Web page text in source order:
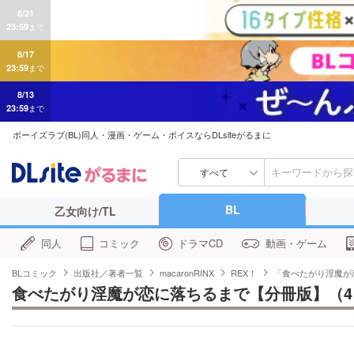
8/21
23:59まで
8/17
23:59まで
8/13
23:59まで
ボーイズラブ(BL)同人・漫画・ゲーム・ボイスならDLsiteがるまに
すべて
乙女向け/TL BL
同人 コミック ドラマCD 動画・ゲーム
BLコミック 出版社／著者一覧 macaronRINX REX！ 「食べたがり淫魔
食べたがり淫魔が恋に落ちるまで【分冊版】（